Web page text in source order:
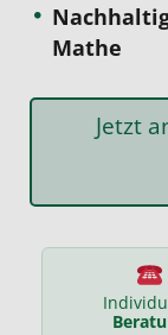
Mathe
Jetzt